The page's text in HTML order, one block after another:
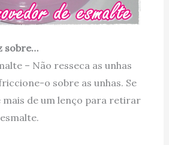
sobre…
– Não resseca as unhas
o sobre as unhas. Se
mais de um lenço para retirar